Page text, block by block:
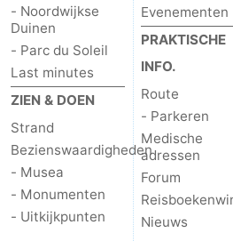
- Noordwijkse
Duinen
- Parc du Soleil
Last minutes
ZIEN & DOEN
Strand
Bezienswaardigheden
- Musea
- Monumenten
- Uitkijkpunten
Evenementen
PRAKTISCHE
INFO.
Route
- Parkeren
Medische
adressen
Forum
Nieuws